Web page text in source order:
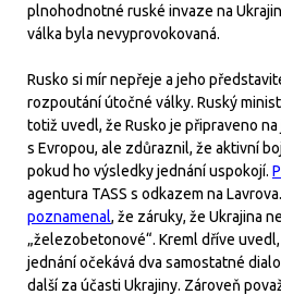
plnohodnotné ruské invaze na
válka byla nevyprovokovaná.
Rusko si mír nepřeje a jeho
rozpoutání útočné války. Ruský
totiž uvedl, že Rusko je připraveno
s Evropou, ale zdůraznil, že aktivní
pokud ho výsledky jednání uspokojí.
agentura TASS s odkazem na
poznamenal, že záruky, že Ukrajina
„železobetonové“. Kreml dříve
jednání očekává dva samostatné
další za účasti Ukrajiny. Zároveň